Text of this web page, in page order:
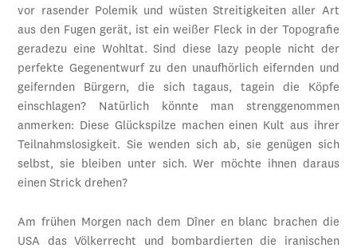
vor rasender Polemik und wüsten Streitigkeiten aller Art
aus den Fugen gerät, ist ein weißer Fleck in der Topografie
geradezu eine Wohltat. Sind diese lazy people nicht der
perfekte Gegenentwurf zu den unaufhörlich eifernden und
geifernden Bürgern, die sich tagaus, tagein die Köpfe
einschlagen? Natürlich könnte man strenggenommen
anmerken: Diese Glückspilze machen einen Kult aus ihrer
Teilnahmslosigkeit. Sie wenden sich ab, sie genügen sich
selbst, sie bleiben unter sich. Wer möchte ihnen daraus
einen Strick drehen?
Am frühen Morgen nach dem Dîner en blanc brachen die
USA das Völkerrecht und bombardierten die iranischen